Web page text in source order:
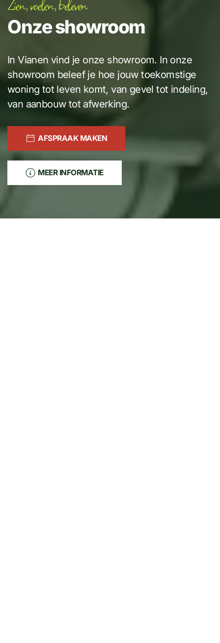
Zien, voelen, beleven
Onze showroom
In Vianen vind je onze showroom. In onze
showroom beleef je hoe jouw toekomstige
woning tot leven komt, van gevel tot indeling,
van aanbouw tot afwerking.
AFSPRAAK MAKEN
MEER INFORMATIE